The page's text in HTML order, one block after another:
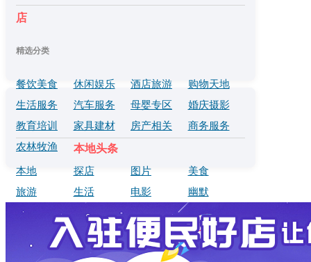
店
精选分类
餐饮美食 休闲娱乐 酒店旅游
购物天地
生活服务
汽车服务 母婴专区
婚庆摄影
教育培训
家具建材 房产相关
商务服务
农林牧渔
本地头条
本地 探店 图片
美食
旅游
生活 电影 幽默